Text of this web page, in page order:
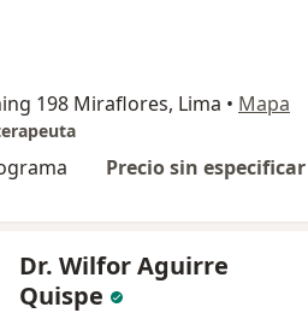
198 Miraflores, Lima • Mapa
Precio sin especificar
Dr. Wilfor Aguirre
Quispe